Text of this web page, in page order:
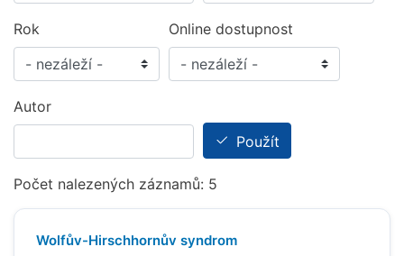
Rok Online dostupnost
Autor
Použít
Počet nalezených záznamů: 5
Wolfův-Hirschhornův syndrom